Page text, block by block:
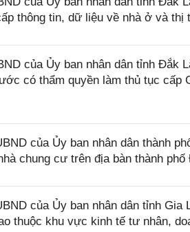
thông tin, dữ liệu về nhà ở và
của Ủy ban nhân dân tỉnh Đắk
có thẩm quyền làm thủ tục cấp
của Ủy ban nhân dân thành
chung cư trên địa bàn thành phố
của Ủy ban nhân dân tỉnh
thuộc khu vực kinh tế tư nhân,